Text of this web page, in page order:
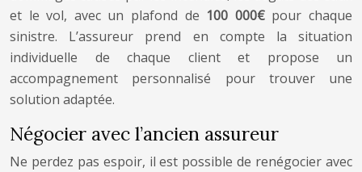
et le vol, avec un plafond de 100 000€ pour chaque
sinistre. L’assureur prend en compte la situation
individuelle de chaque client et propose un
accompagnement personnalisé pour trouver une
solution adaptée.
Négocier avec l’ancien assureur
Ne perdez pas espoir, il est possible de renégocier avec